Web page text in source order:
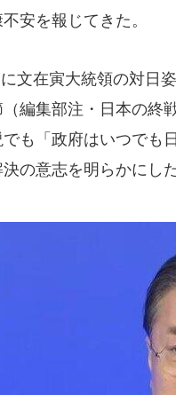
安を報じてきた。
文在寅大統領の対日
編集部注・日本の終
も「政府はいつでも
の意志を明らかにした